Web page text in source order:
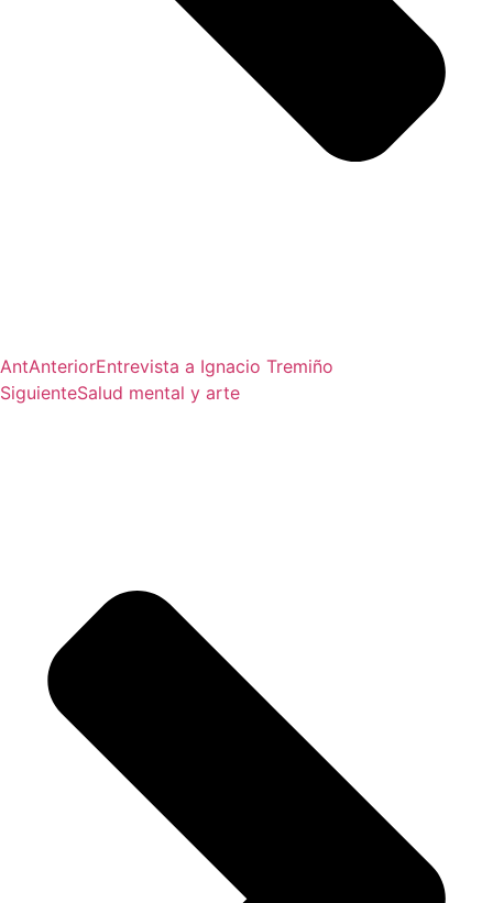
AntAnteriorEntrevista a Ignacio Tremiño
SiguienteSalud mental y arte